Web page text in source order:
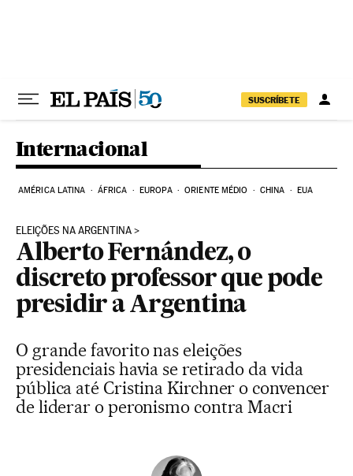
SUSCRÍBETE
Internacional
AMÉRICA LATINA ÁFRICA EUROPA ORIENTE MÉDIO CHINA EUA
ELEIÇÕES NA ARGENTINA
Alberto Fernández, o
discreto professor que pode
presidir a Argentina
O grande favorito nas eleições
presidenciais havia se retirado da vida
pública até Cristina Kirchner o convencer
de liderar o peronismo contra Macri